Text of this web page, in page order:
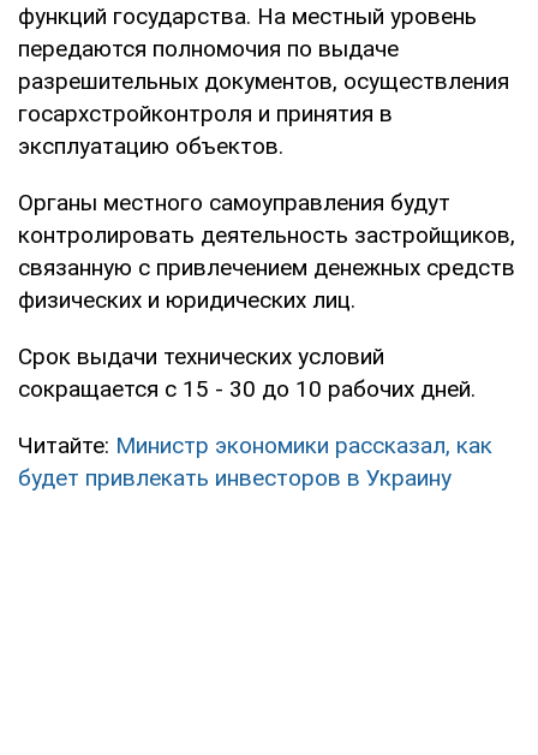
функций государства. На местный уровень
передаются полномочия по выдаче
разрешительных документов, осуществления
госархстройконтроля и принятия в
эксплуатацию объектов.
Органы местного самоуправления будут
контролировать деятельность застройщиков,
связанную с привлечением денежных средств
физических и юридических лиц.
Срок выдачи технических условий
сокращается с 15 - 30 до 10 рабочих дней.
Читайте: Министр экономики рассказал, как
будет привлекать инвесторов в Украину